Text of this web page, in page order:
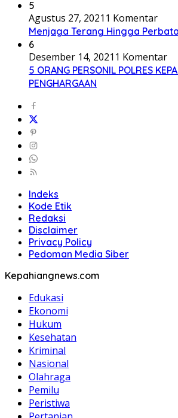
5
Agustus 27, 2021 1 Komentar
Menjaga Terang Hingga
6
Desember 14, 2021 1 Komentar
5 ORANG PERSONIL POLRES
PENGHARGAAN
Indeks
Kode Etik
Redaksi
Disclaimer
Privacy Policy
Pedoman Media Siber
Kepahiangnews.com
Edukasi
Ekonomi
Hukum
Kesehatan
Kriminal
Nasional
Olahraga
Pemilu
Peristiwa